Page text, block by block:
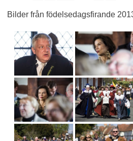
Bilder från födelsedagsfirande